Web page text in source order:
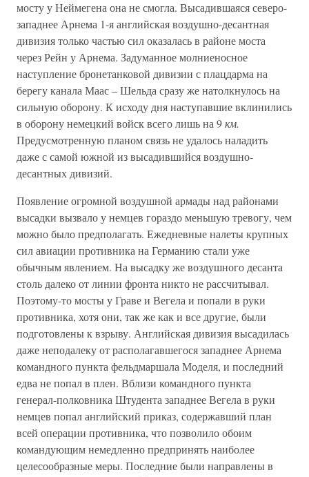
мосту у Неймегена она не смогла. Высадившаяся северо-
западнее Арнема 1-я английская воздушно-десантная
дивизия только частью сил оказалась в районе моста
через Рейн у Арнема. Задуманное молниеносное
наступление бронетанковой дивизии с плацдарма на
берегу канала Маас – Шельда сразу же натолкнулось на
сильную оборону. К исходу дня наступавшие вклинились
в оборону немецкий войск всего лишь на 9км.
Предусмотренную планом связь не удалось наладить
даже с самой южной из высадившийся воздушно-
десантных дивизий.
Появление огромной воздушной армады над районами
высадки вызвало у немцев гораздо меньшую тревогу, чем
можно было предполагать. Ежедневные налеты крупных
сил авиации противника на Германию стали уже
обычным явлением. На высадку же воздушного десанта
столь далеко от линии фронта никто не рассчитывал.
Поэтому-то мосты у Граве и Вегела и попали в руки
противника, хотя они, так же как и все другие, были
подготовлены к взрыву. Английская дивизия высадилась
даже неподалеку от располагавшегося западнее Арнема
командного пункта фельдмаршала Моделя, и последний
едва не попал в плен. Вблизи командного пункта
генерал-полковника Штудента западнее Вегела в руки
немцев попал английский приказ, содержавший план
всей операции противника, что позволило обоим
командующим немедленно предпринять наиболее
целесообразные меры. Последние были направлены в